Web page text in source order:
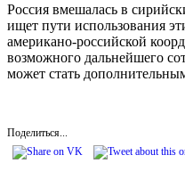
Россия вмешалась в
ищет пути использования
американо-российской
возможного дальнейшего
может стать
Поделиться...